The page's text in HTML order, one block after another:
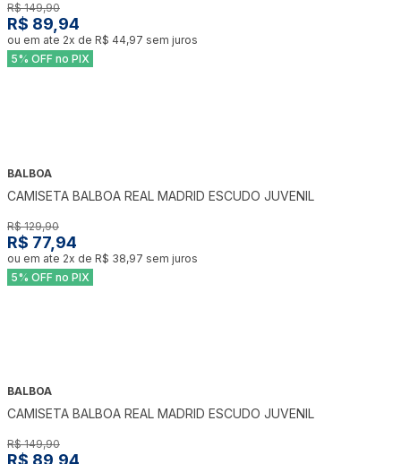
R$ 149,90
R$ 89,94
ou em ate 2x de R$ 44,97 sem juros
5% OFF no PIX
BALBOA
CAMISETA BALBOA REAL MADRID ESCUDO JUVENIL
R$ 129,90
R$ 77,94
ou em ate 2x de R$ 38,97 sem juros
5% OFF no PIX
BALBOA
CAMISETA BALBOA REAL MADRID ESCUDO JUVENIL
R$ 149,90
R$ 89,94